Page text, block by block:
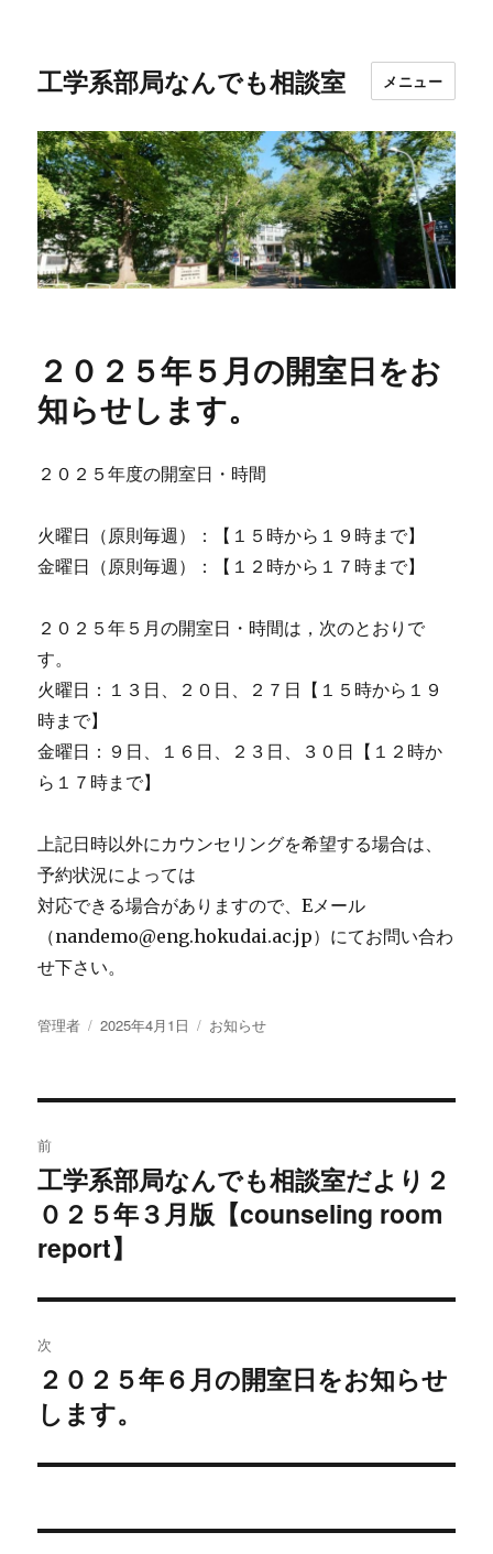
工学系部局なんでも相談室 メニュー
２０２５年５月の開室日をお
知らせします。
２０２５年度の開室日・時間
火曜日（原則毎週）：【１５時から１９時まで】
金曜日（原則毎週）：【１２時から１７時まで】
２０２５年５月の開室日・時間は，次のとおりで
す。
火曜日：１３日、２０日、２７日【１５時から１９
時まで】
金曜日：９日、１６日、２３日、３０日【１２時か
ら１７時まで】
上記日時以外にカウンセリングを希望する場合は、
予約状況によっては
対応できる場合がありますので、Eメール
（nandemo@eng.hokudai.ac.jp）にてお問い合わ
せ下さい。
投
管理者
投
2025年4月1日
カ
お知らせ
稿
ナ
ビ
ゲ
ー
シ
前
過
去
の
稿:
工学系部局なんでも相談室だより２
０２５年３月版【counseling room
report】
次
次
の
稿:
２０２５年６月の開室日をお知らせ
します。